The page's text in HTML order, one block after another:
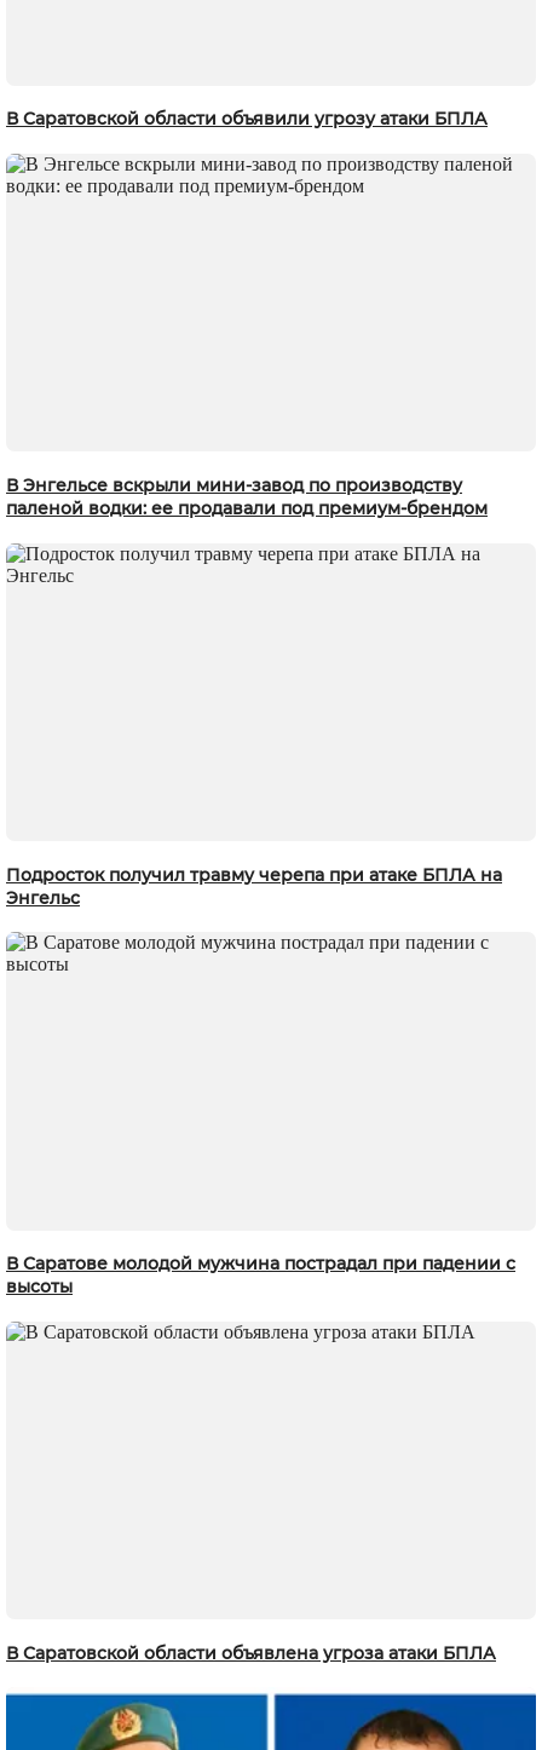
В Саратовской области объявили угрозу атаки БПЛА
В Энгельсе вскрыли мини-завод по производству
паленой водки: ее продавали под премиум-брендом
Подросток получил травму черепа при атаке БПЛА на
Энгельс
В Саратове молодой мужчина пострадал при падении с
высоты
В Саратовской области объявлена угроза атаки БПЛА